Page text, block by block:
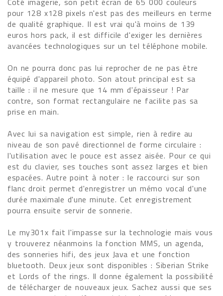
pour 128 x128 pixels n'est pas des meilleurs en terme
de qualité graphique. Il est vrai qu'à moins de 139
euros hors pack, il est difficile d'exiger les dernières
avancées technologiques sur un tel téléphone mobile.
On ne pourra donc pas lui reprocher de ne pas être
équipé d'appareil photo. Son atout principal est sa
taille : il ne mesure que 14 mm d'épaisseur ! Par
contre, son format rectangulaire ne facilite pas sa
prise en main.
Avec lui sa navigation est simple, rien à redire au
niveau de son pavé directionnel de forme circulaire :
l'utilisation avec le pouce est assez aisée. Pour ce qui
est du clavier, ses touches sont assez larges et bien
espacées. Autre point à noter : le raccourci sur son
flanc droit permet d'enregistrer un mémo vocal d'une
durée maximale d'une minute. Cet enregistrement
pourra ensuite servir de sonnerie.
Le my301x fait l'impasse sur la technologie mais vous
y trouverez néanmoins la fonction MMS, un agenda,
des sonneries hifi, des jeux Java et une fonction
bluetooth. Deux jeux sont disponibles : Siberian Strike
et Lords of the rings. Il donne également la possibilité
de télécharger de nouveaux jeux. Sachez aussi que ses